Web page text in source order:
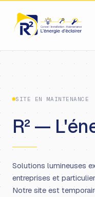
SITE EN MAINTENANCE
R² —
Solutions lumineuses
entreprises et
Notre site est